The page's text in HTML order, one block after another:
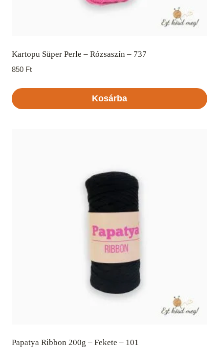
Kartopu Süper Perle – Rózsaszín – 737
850 Ft
Kosárba
Papatya Ribbon 200g – Fekete – 101